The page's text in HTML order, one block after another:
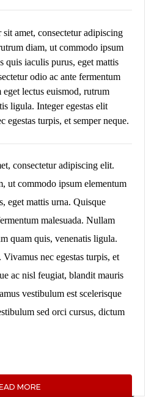
amet, consectetur adipiscing
diam, ut commodo ipsum
quis iaculis purus, eget mattis
odio ac ante fermentum
lectus euismod, rutrum
ligula. Integer egestas elit
egestas turpis, et semper neque.
consectetur adipiscing elit.
ut commodo ipsum elementum
eget mattis urna. Quisque
malesuada. Nullam
quam quis, venenatis ligula.
nec egestas turpis, et
ac nisl feugiat, blandit mauris
vestibulum est scelerisque
sed orci cursus, dictum
MORE